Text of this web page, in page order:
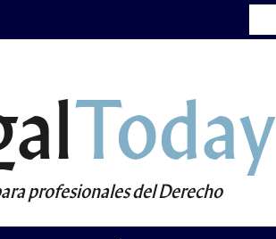
Today
profesionales del Derecho